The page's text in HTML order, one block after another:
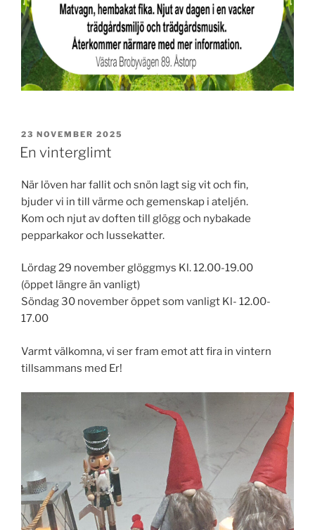
PUBLICERAT
23 NOVEMBER 2025
En vinterglimt
När löven har fallit och snön lagt sig vit och fin,
bjuder vi in till värme och gemenskap i ateljén.
Kom och njut av doften till glögg och nybakade
pepparkakor och lussekatter.
Lördag 29 november glöggmys Kl. 12.00-19.00
(öppet längre än vanligt)
Söndag 30 november öppet som vanligt Kl- 12.00-
17.00
Varmt välkomna, vi ser fram emot att fira in vintern
tillsammans med Er!